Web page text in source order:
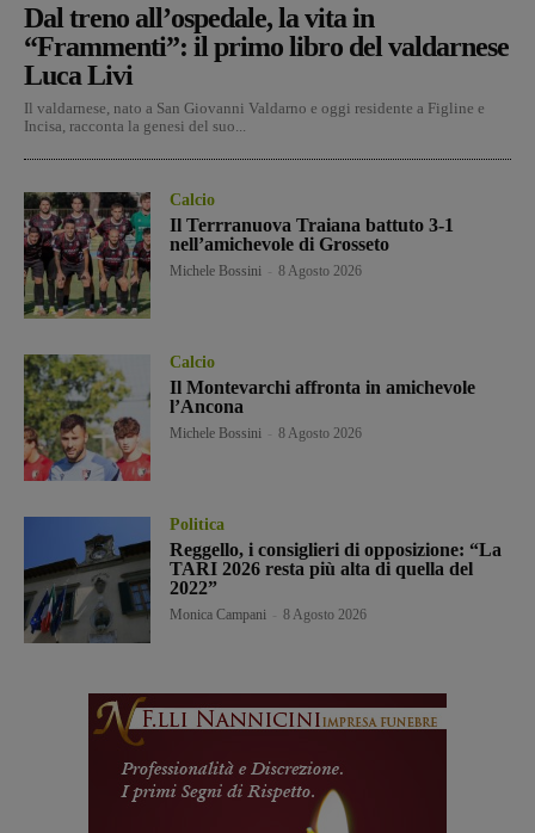
Dal treno all’ospedale, la vita in
“Frammenti”: il primo libro del valdarnese
Luca Livi
Il valdarnese, nato a San Giovanni Valdarno e oggi residente a Figline e
Incisa, racconta la genesi del suo...
Calcio
Il Terrranuova Traiana battuto 3-1
nell’amichevole di Grosseto
Michele Bossini 8 Agosto 2026
Calcio
Il Montevarchi affronta in amichevole
l’Ancona
Michele Bossini 8 Agosto 2026
Politica
Reggello, i consiglieri di opposizione: “La
TARI 2026 resta più alta di quella del
2022”
Monica Campani 8 Agosto 2026